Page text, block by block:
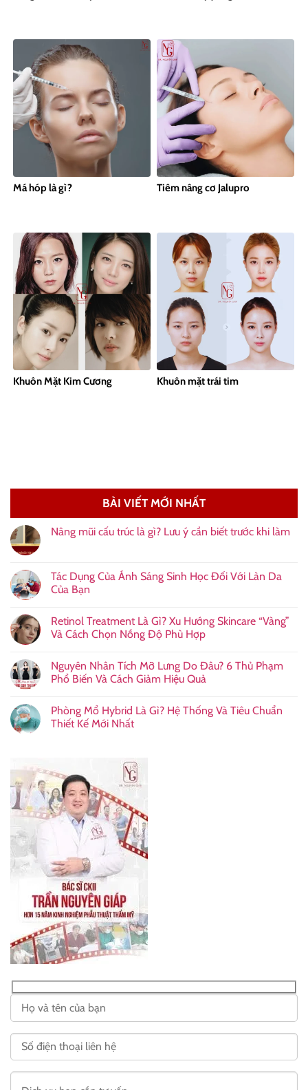
Má hóp là gì? Tiêm nâng cơ Jalupro
Khuôn Mặt Kim Cương Khuôn mặt trái tim
BÀI VIẾT MỚI NHẤT
Nâng mũi cấu trúc là gì? Lưu ý cần biết trước khi làm
Tác Dụng Của Ánh Sáng Sinh Học Đối Với Làn Da
Của Bạn
Retinol Treatment Là Gì? Xu Hướng Skincare “Vàng”
Và Cách Chọn Nồng Độ Phù Hợp
Nguyên Nhân Tích Mỡ Lưng Do Đâu? 6 Thủ Phạm
Phổ Biến Và Cách Giảm Hiệu Quả
Phòng Mổ Hybrid Là Gì? Hệ Thống Và Tiêu Chuẩn
Thiết Kế Mới Nhất